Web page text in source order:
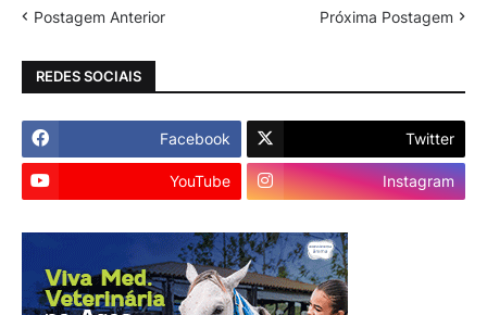
Postagem Anterior Próxima Postagem
REDES SOCIAIS
Facebook Twitter
YouTube Instagram